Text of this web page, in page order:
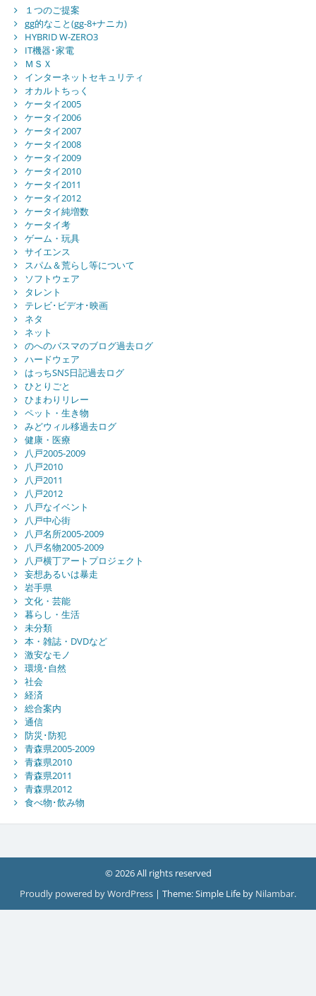
１つのご提案
gg的なこと(gg-8+ナニカ)
HYBRID W-ZERO3
IT機器･家電
ＭＳＸ
インターネットセキュリティ
オカルトちっく
ケータイ2005
ケータイ2006
ケータイ2007
ケータイ2008
ケータイ2009
ケータイ2010
ケータイ2011
ケータイ2012
ケータイ純増数
ケータイ考
ゲーム・玩具
サイエンス
スパム＆荒らし等について
ソフトウェア
タレント
テレビ･ビデオ･映画
ネタ
ネット
のへのバスマのブログ過去ログ
ハードウェア
はっちSNS日記過去ログ
ひとりごと
ひまわりリレー
ペット・生き物
みどウィル移過去ログ
健康・医療
八戸2005-2009
八戸2010
八戸2011
八戸2012
八戸なイベント
八戸中心街
八戸名所2005-2009
八戸名物2005-2009
八戸横丁アートプロジェクト
妄想あるいは暴走
岩手県
文化・芸能
暮らし・生活
未分類
本・雑誌・DVDなど
激安なモノ
環境･自然
社会
経済
総合案内
通信
防災･防犯
青森県2005-2009
青森県2010
青森県2011
青森県2012
食べ物･飲み物
© 2026 All rights reserved
Proudly powered by WordPress | Theme: Simple Life by Nilambar.